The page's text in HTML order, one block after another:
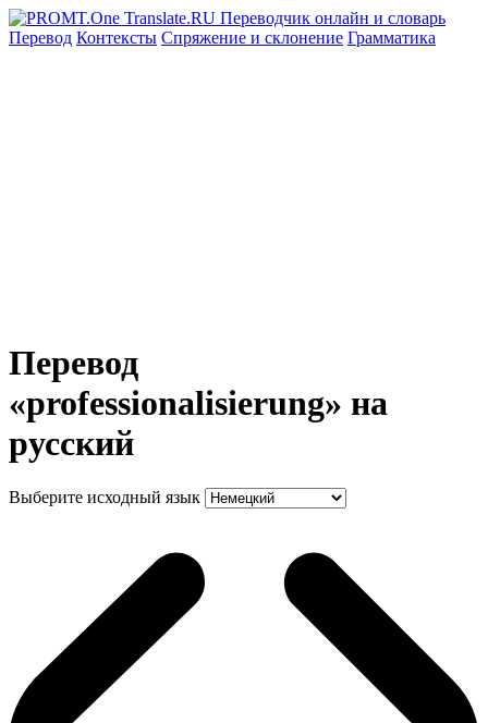
Перевод Контексты Спряжение и склонение Грамматика
Перевод
«professionalisierung» на
русский
Выберите исходный язык